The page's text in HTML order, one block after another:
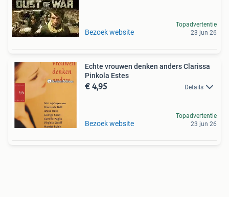
Bezoek website
Topadvertentie
23 jun 26
Echte vrouwen denken anders Clarissa
Pinkola Estes
€ 4,95 Details
Bezoek website
Topadvertentie
23 jun 26